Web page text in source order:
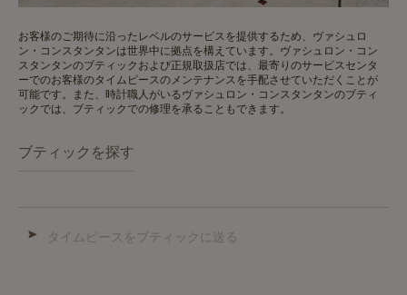
お客様のご期待に沿ったレベルのサービスを提供するため、ヴァシュロ
ン・コンスタンタンは世界中に拠点を構えています。ヴァシュロン・コン
スタンタンのブティックおよび正規取扱店では、最寄りのサービスセンタ
ーでのお客様のタイムピースのメンテナンスを手配させていただくことが
可能です。また、時計職人がいるヴァシュロン・コンスタンタンのブティ
ックでは、ブティックでの修理を承ることもできます。
ブティックを探す
タイムピースをブティックに送る